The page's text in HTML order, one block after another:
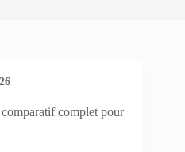
complet pour